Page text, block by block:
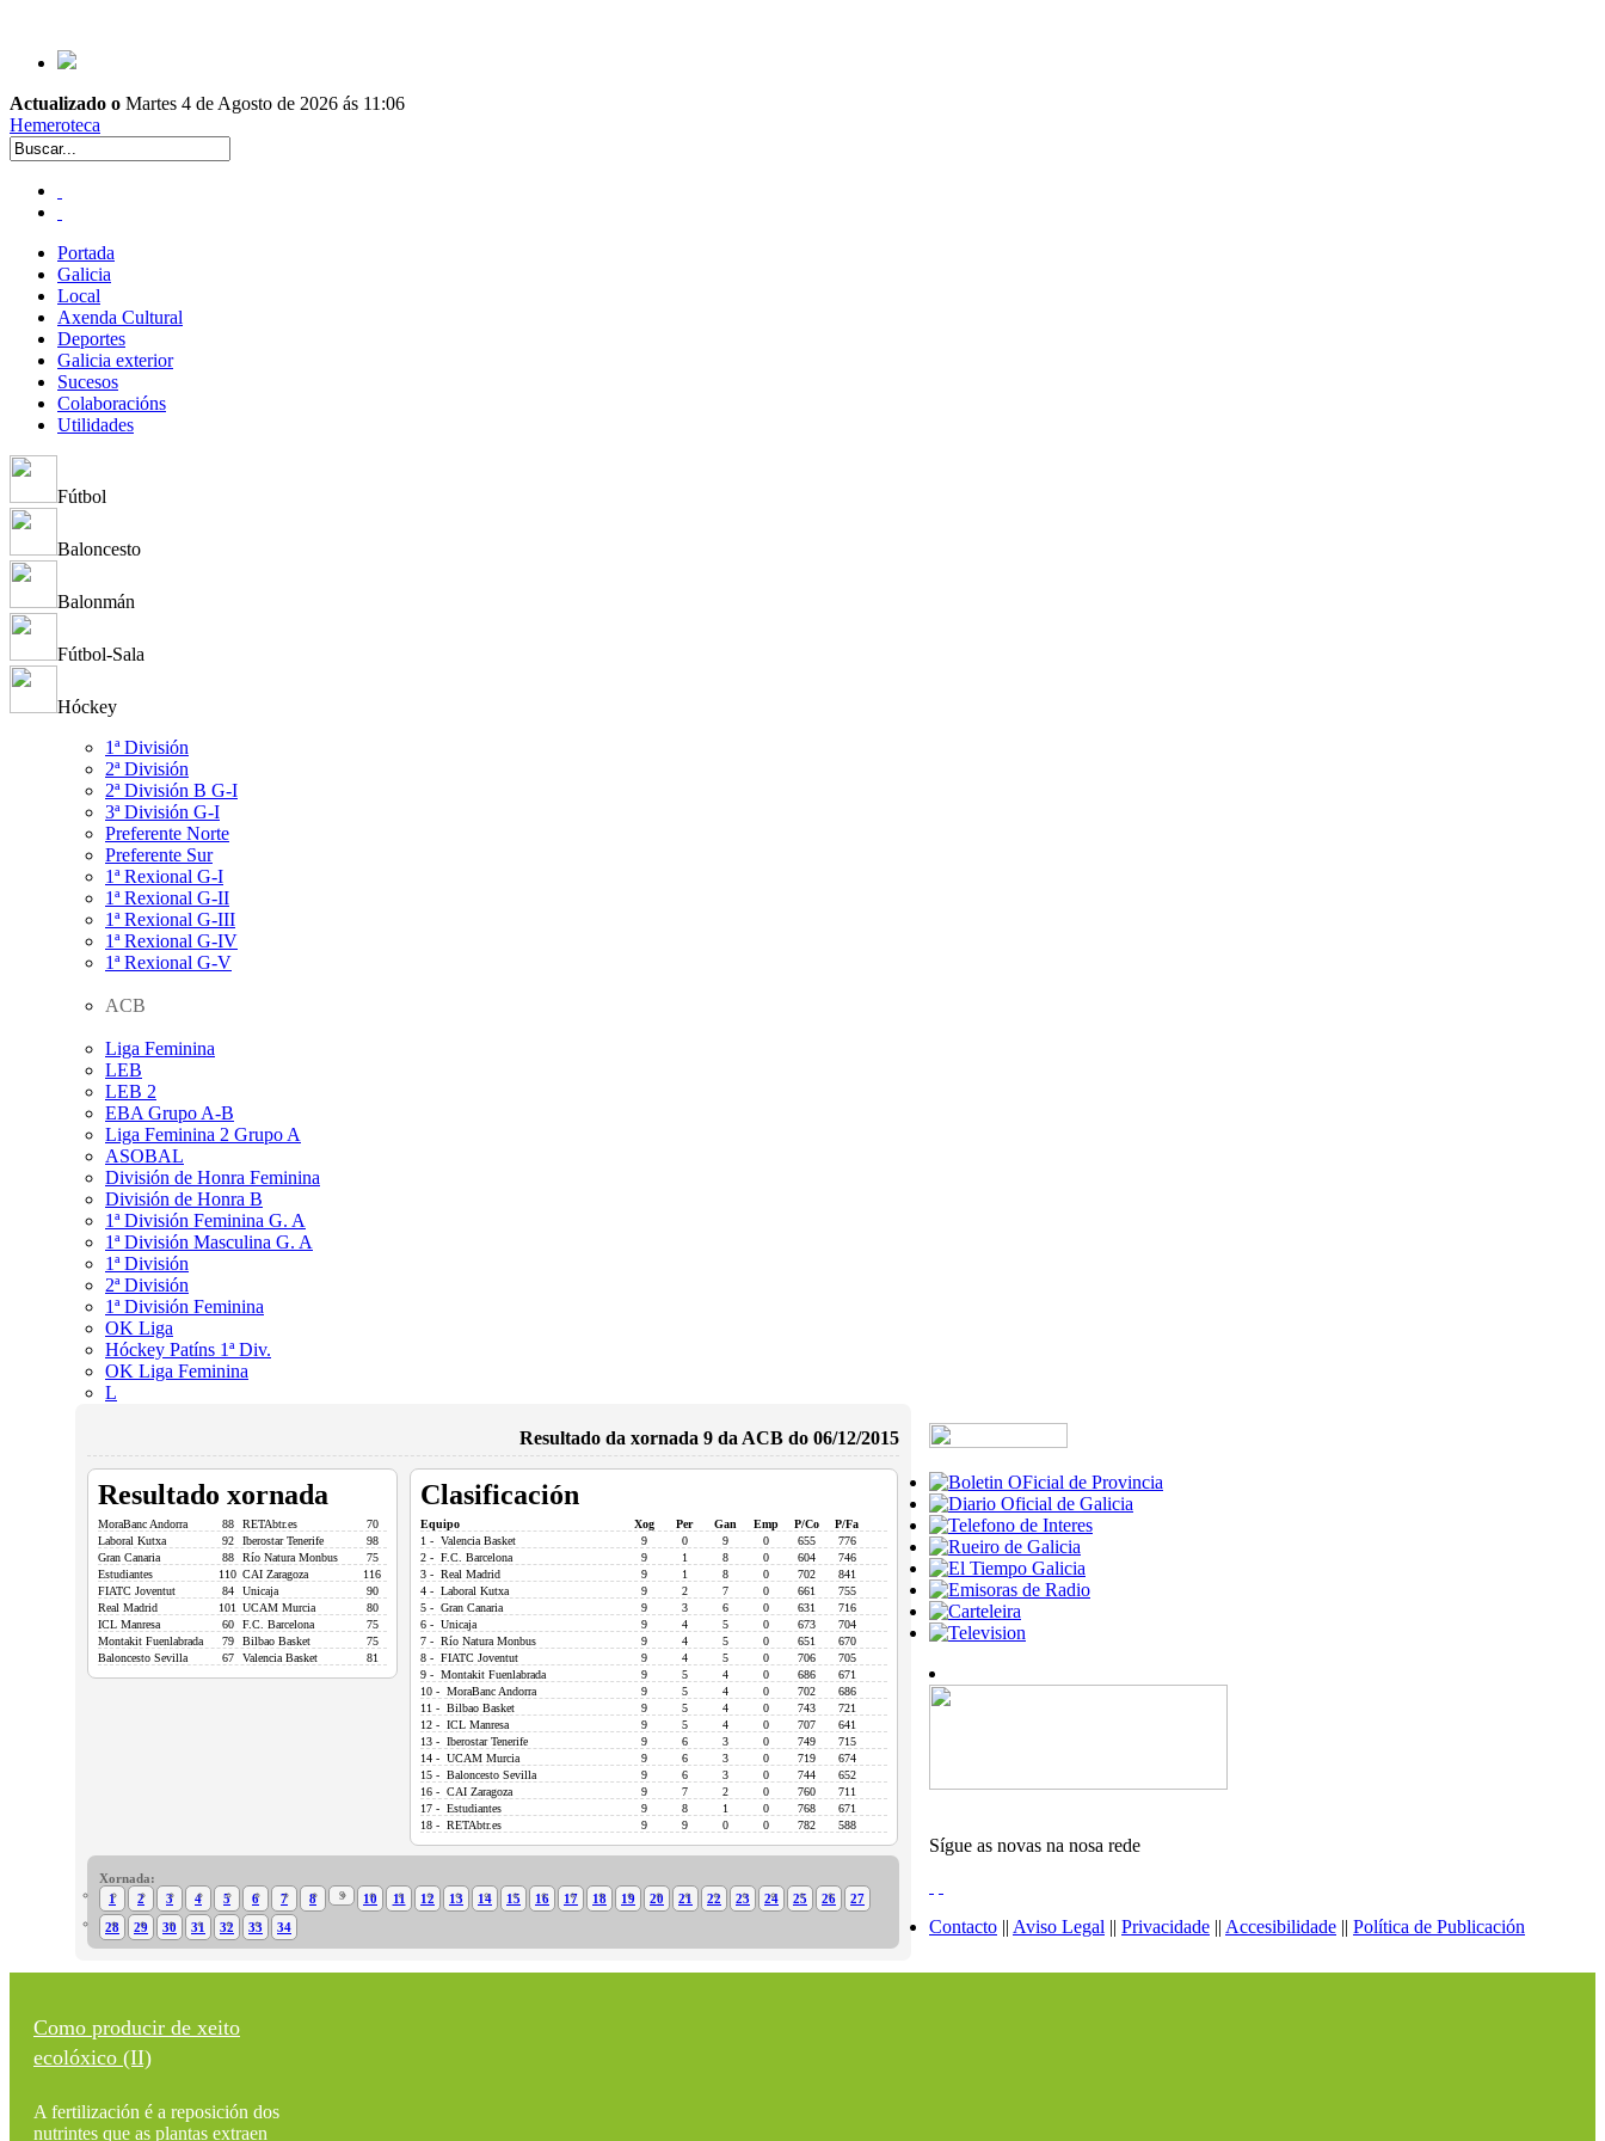
Actualizado o Martes 4 de Agosto de 2026 ás 11:06
Hemeroteca
Portada
Galicia
Local
Axenda Cultural
Deportes
Galicia exterior
Sucesos
Colaboracións
Utilidades
Fútbol
Baloncesto
Balonmán
Fútbol-Sala
Hóckey
1ª División
2ª División
2ª División B G-I
3ª División G-I
Preferente Norte
Preferente Sur
1ª Rexional G-I
1ª Rexional G-II
1ª Rexional G-III
1ª Rexional G-IV
1ª Rexional G-V
ACB
Liga Feminina
LEB
LEB 2
EBA Grupo A-B
Liga Feminina 2 Grupo A
ASOBAL
División de Honra Feminina
División de Honra B
1ª División Feminina G. A
1ª División Masculina G. A
1ª División
2ª División
1ª División Feminina
OK Liga
Hóckey Patíns 1ª Div.
OK Liga Feminina
L
Resultado da xornada 9 da ACB do 06/12/2015
Resultado xornada
MoraBanc Andorra 88 RETAbtr.es
70
Laboral Kutxa
92 Iberostar Tenerife
98
Gran Canaria
88 Río Natura Monbus
75
Estudiantes
110 CAI Zaragoza
116
FIATC Joventut
84 Unicaja
90
Real Madrid
101 UCAM Murcia
80
ICL Manresa
60 F.C. Barcelona
75
Montakit Fuenlabrada
79 Bilbao Basket
75
Baloncesto Sevilla
67 Valencia Basket 81
Clasificación
Equipo Xog Per Gan Emp P/Co
P/Fa
1 - Valencia Basket
9 0 9 0 655
776
2 - F.C. Barcelona
9 1 8 0 604
746
3 - Real Madrid
9 1 8 0 702
841
4 - Laboral Kutxa
9 2 7 0 661
755
5 - Gran Canaria
9 3 6 0 631
716
6 - Unicaja
9 4 5 0 673
704
7 - Río Natura Monbus
9 4 5 0 651
670
8 - FIATC Joventut
9 4 5 0 706
705
9 - Montakit Fuenlabrada
9 5 4 0 686
671
10 - MoraBanc Andorra
9 5 4 0 702
686
11 - Bilbao Basket
9 5 4 0 743
721
12 - ICL Manresa
9 5 4 0 707
641
13 - Iberostar Tenerife
9 6 3 0 749
715
14 - UCAM Murcia
9 6 3 0 719
674
15 - Baloncesto Sevilla
9 6 3 0 744
652
16 - CAI Zaragoza
9 7 2 0 760
711
17 - Estudiantes
9 8 1 0 768
671
18 - RETAbtr.es
9 9 0 0 782 588
Xornada:
1
2 3 4 5 6 7 8 9 10 11 12 13 14 15 16 17 18 19 20 21 22 23 24 25 26
27
28
29 30 31 32 33 34
Como producir de xeito
ecolóxico (II)
A fertilización é a reposición dos
nutrintes que as plantas extraen
Sígue as novas na nosa rede
Contacto || Aviso Legal || Privacidade || Accesibilidade || Política de Publicación